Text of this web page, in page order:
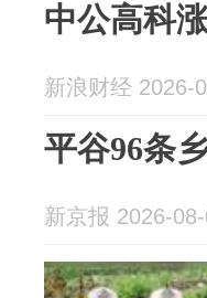
中公高科
新浪财经 2026-
平谷96条
新京报 2026-